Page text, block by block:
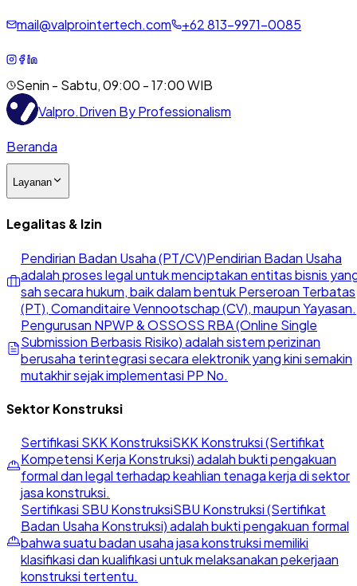
mail@valprointertech.com +62813-9971-0085
Senin - Sabtu, 09:00 - 17:00 WIB
Valpro.Driven By Professionalism
Beranda
Layanan
Legalitas & Izin
Pendirian Badan Usaha (PT/CV)Pendirian Badan Usaha
adalah proses legal untuk menciptakan entitas bisnis
sah secara hukum, baik dalam bentuk Perseroan Terbatas
(PT), Comanditaire Vennootschap (CV), maupun Yayasan.
Pengurusan NPWP & OSSOSS RBA (Online Single
Submission Berbasis Risiko) adalah sistem perizinan
berusaha terintegrasi secara elektronik yang kini semakin
mutakhir sejak implementasi PP No.
Sektor Konstruksi
Sertifikasi SKK KonstruksiSKK Konstruksi (Sertifikat
Kompetensi Kerja Konstruksi) adalah bukti pengakuan
formal dan legal terhadap keahlian tenaga kerja di sektor
jasa konstruksi.
Sertifikasi SBU KonstruksiSBU Konstruksi (Sertifikat
Badan Usaha Konstruksi) adalah bukti pengakuan formal
bahwa suatu badan usaha jasa konstruksi memiliki
klasifikasi dan kualifikasi untuk melaksanakan pekerjaan
konstruksi tertentu.